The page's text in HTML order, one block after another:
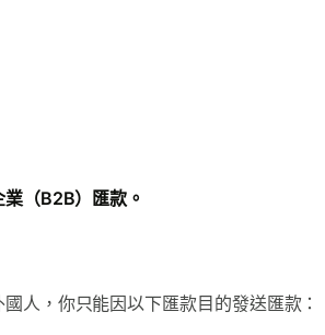
（B2B）匯款。
人，你只能因以下匯款目的發送匯款：